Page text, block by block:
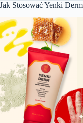
Jak Stosować Yenki